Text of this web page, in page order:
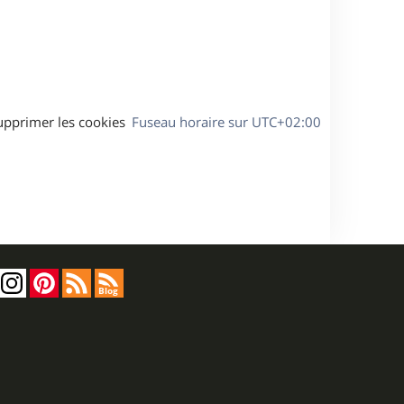
Fuseau horaire sur UTC+02:00
les cookies